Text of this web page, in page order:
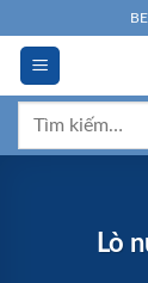
đến
dung
Tìm
Lò